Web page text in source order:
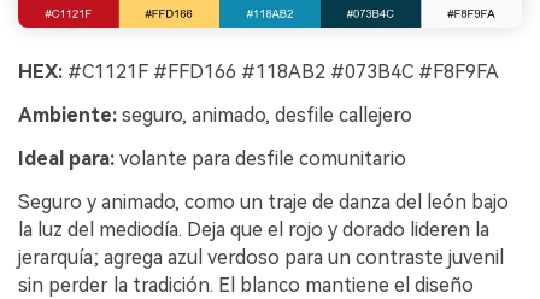
HEX: #C1121F #FFD166 #118AB2 #073B4C #F8F9FA
Ambiente: seguro, animado, desfile callejero
Ideal para: volante para desfile comunitario
Seguro y animado, como un traje de danza del león bajo
la luz del mediodía. Deja que el rojo y dorado lideren la
jerarquía; agrega azul verdoso para un contraste juvenil
sin perder la tradición. El blanco mantiene el diseño